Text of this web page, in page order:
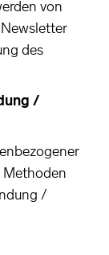
von
des
/
Methoden
/